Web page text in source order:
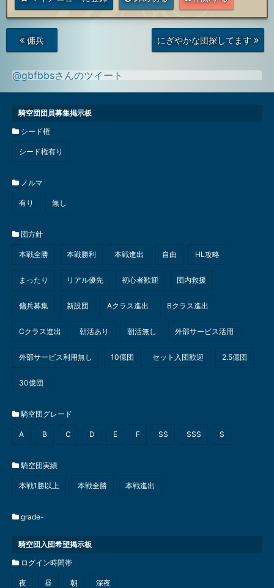
投
傭兵
前
の
投
にぎやかな団探してます
@gbfbbsさんのツイート
騎空団団員募集掲示板
シード権
シード権有り
ノルマ
有り 無し
団方針
本戦全勝 本戦勝利 本戦進出 自由 HL攻略
まったり リアル優先 初心者歓迎 団内救援
傭兵募集 新設団 Aクラス進出 Bクラス進出
Cクラス進出 朝活あり 朝活無し 外部サービス活用
外部サービス利用無し 10億団 セット入団歓迎 2.5億団
30億団
騎空団グレード
A B C D E F SS SSS S
騎空団実績
本戦1勝以上 本戦全勝 本戦進出
grade-
騎空団入団希望掲示板
ログイン時間帯
夜 昼 朝 深夜